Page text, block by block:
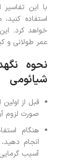
با این تفاسیر
استفاده
خواهد کرد.
عمر طولانی
نحوه
شیائومی
قبل از
صورت لزوم
هنگام
انجام
آسیب